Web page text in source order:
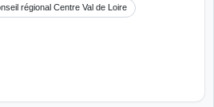
régional Centre Val de Loire